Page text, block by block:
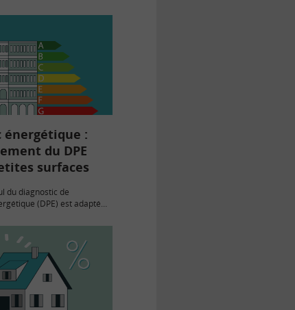
énergétique :
du DPE
surfaces
du diagnostic de
(DPE) est adapté
de 40 mètres carrés.